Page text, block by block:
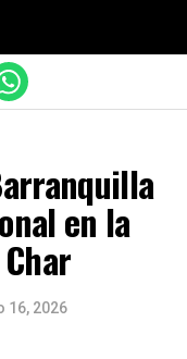
en la
16, 2026